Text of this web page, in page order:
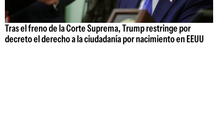
Tras el freno de la Corte Suprema, Trump restringe por
decreto el derecho a la ciudadanía por nacimiento en EEUU